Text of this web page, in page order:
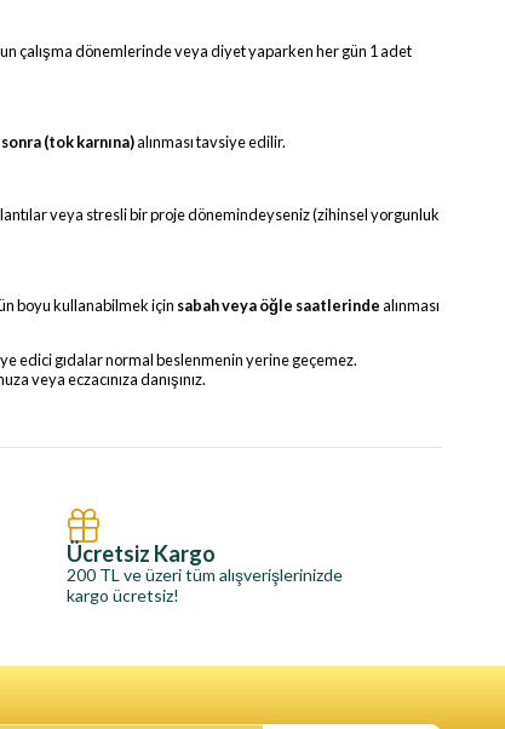
çalışma dönemlerinde veya diyet yaparken her gün 1 adet
(tok karnına)alınması tavsiye edilir.
veya stresli bir proje dönemindeyseniz (zihinsel yorgunluk
boyu kullanabilmek için sabah veya öğle saatlerindealınması
edici gıdalar normal beslenmenin yerine geçemez.
veya eczacınıza danışınız.
Ücretsiz Kargo
200 TL ve üzeri tüm alışverişlerinizde
kargo ücretsiz!